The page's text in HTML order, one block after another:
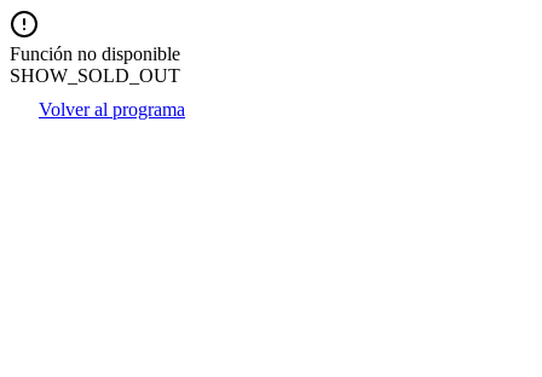
Función no disponible
SHOW_SOLD_OUT
Volver al programa